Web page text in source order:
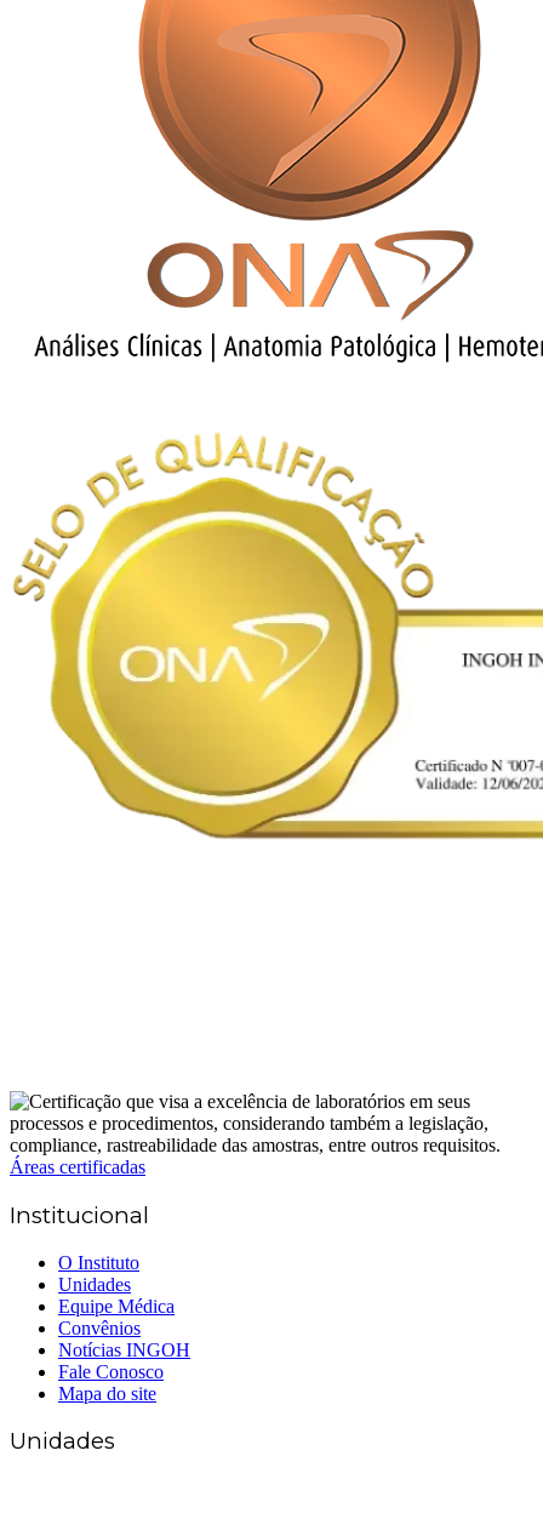
Áreas certificadas
Institucional
O Instituto
Unidades
Equipe Médica
Convênios
Notícias INGOH
Fale Conosco
Mapa do site
Unidades